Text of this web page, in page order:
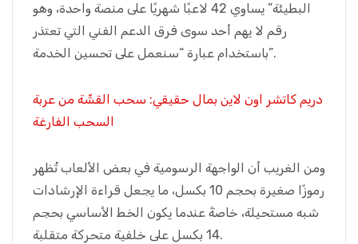
البطيئة” يساوي 42 لاعبًا شهريًا على منصة واحدة، وهو
رقم لا يهم أحد سوى فرق الدعم الفني التي تعتذر
باستخدام عبارة “سنعمل على تحسين الخدمة”.
دريم كاتشر اون لاين بمال حقيقي: سحب القشّة من عربة
السحب الفارغة
ومن الغريب أن الواجهة الرسومية في بعض الألعاب تُظهر
رموزًا صغيرة بحجم 10 بكسل، ما يجعل قراءة الإرشادات
شبه مستحيلة، خاصةً عندما يكون الخط الأساسي بحجم
14 بكسل على خلفية متحركة متقلبة.